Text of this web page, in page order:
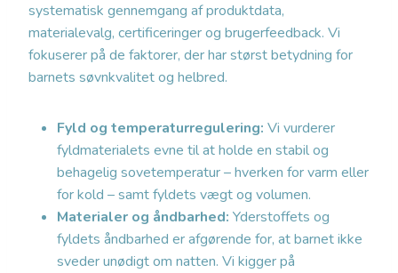
systematisk gennemgang af produktdata,
materialevalg, certificeringer og brugerfeedback. Vi
fokuserer på de faktorer, der har størst betydning for
barnets søvnkvalitet og helbred.
Fyld og temperaturregulering: Vi vurderer
fyldmaterialets evne til at holde en stabil og
behagelig sovetemperatur – hverken for varm eller
for kold – samt fyldets vægt og volumen.
Materialer og åndbarhed: Yderstoffets og
fyldets åndbarhed er afgørende for, at barnet ikke
sveder unødigt om natten. Vi kigger på